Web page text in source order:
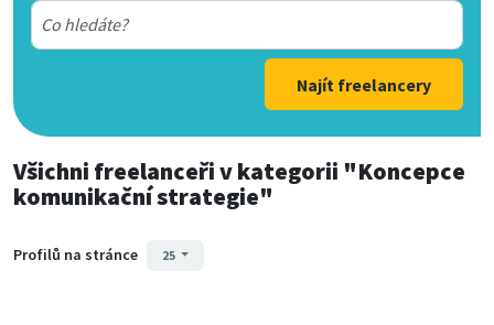
Najít freelancery
Všichni freelanceřiv kategorii "Koncepce
komunikační strategie"
Profilů na stránce 25